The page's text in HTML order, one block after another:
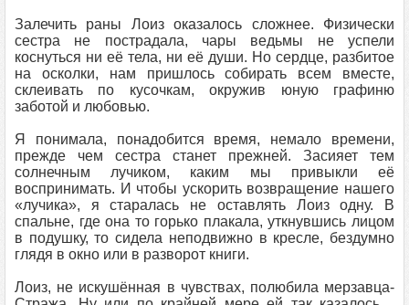
Залечить раны Лоиз оказалось сложнее. Физически
сестра не пострадала, чары ведьмы не успели
коснуться ни её тела, ни её души. Но сердце, разбитое
на осколки, нам пришлось собирать всем вместе,
склеивать по кусочкам, окружив юную графиню
заботой и любовью.
Я понимала, понадобится время, немало времени,
прежде чем сестра станет прежней. Засияет тем
солнечным лучиком, каким мы привыкли её
воспринимать. И чтобы ускорить возвращение нашего
«лучика», я старалась не оставлять Лоиз одну. В
спальне, где она то горько плакала, уткнувшись лицом
в подушку, то сидела неподвижно в кресле, бездумно
глядя в окно или в разворот книги.
Лоиз, не искушённая в чувствах, полюбила мерзавца-